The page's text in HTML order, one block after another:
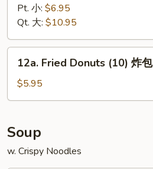
Sesame
Noodles
冷
面
Pt. 小: $6.95
Qt. 大: $10.95
Fried
Donuts
(10)
包
12a. Fried Donuts (10) 炸包
$5.95
Soup
w. Crispy Noodles